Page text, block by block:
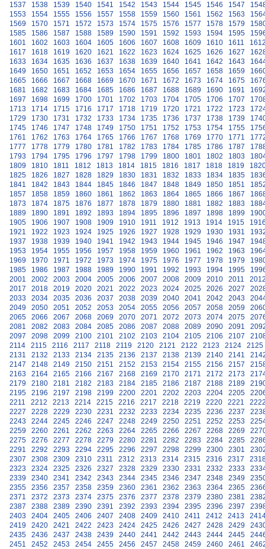
1537
1538 1539 1540 1541 1542 1543 1544 1545 1546 1547
1553
1554 1555 1556 1557 1558 1559 1560 1561 1562 1563
1569
1570 1571 1572 1573 1574 1575 1576 1577 1578 1579
1585
1586 1587 1588 1589 1590 1591 1592 1593 1594 1595
1601
1602 1603 1604 1605 1606 1607 1608 1609 1610 1611
1617
1618 1619 1620 1621 1622 1623 1624 1625 1626 1627
1633
1634 1635 1636 1637 1638 1639 1640 1641 1642 1643
1649
1650 1651 1652 1653 1654 1655 1656 1657 1658 1659
1665
1666 1667 1668 1669 1670 1671 1672 1673 1674 1675
1681
1682 1683 1684 1685 1686 1687 1688 1689 1690 1691
1697
1698 1699 1700 1701 1702 1703 1704 1705 1706 1707
1713
1714 1715 1716 1717 1718 1719 1720 1721 1722 1723
1729
1730 1731 1732 1733 1734 1735 1736 1737 1738 1739
1745
1746 1747 1748 1749 1750 1751 1752 1753 1754 1755
1761
1762 1763 1764 1765 1766 1767 1768 1769 1770 1771
1777
1778 1779 1780 1781 1782 1783 1784 1785 1786 1787
1793
1794 1795 1796 1797 1798 1799 1800 1801 1802 1803
1809
1810 1811 1812 1813 1814 1815 1816 1817 1818 1819
1825
1826 1827 1828 1829 1830 1831 1832 1833 1834 1835
1841
1842 1843 1844 1845 1846 1847 1848 1849 1850 1851
1857
1858 1859 1860 1861 1862 1863 1864 1865 1866 1867
1873
1874 1875 1876 1877 1878 1879 1880 1881 1882 1883
1889
1890 1891 1892 1893 1894 1895 1896 1897 1898 1899
1905
1906 1907 1908 1909 1910 1911 1912 1913 1914 1915
1921
1922 1923 1924 1925 1926 1927 1928 1929 1930 1931
1937
1938 1939 1940 1941 1942 1943 1944 1945 1946 1947
1953
1954 1955 1956 1957 1958 1959 1960 1961 1962 1963
1969
1970 1971 1972 1973 1974 1975 1976 1977 1978 1979
1985
1986 1987 1988 1989 1990 1991 1992 1993 1994 1995
2001
2002 2003 2004 2005 2006 2007 2008 2009 2010 2011
2017
2018 2019 2020 2021 2022 2023 2024 2025 2026 2027
2033
2034 2035 2036 2037 2038 2039 2040 2041 2042 2043
2049
2050 2051 2052 2053 2054 2055 2056 2057 2058 2059
2065
2066 2067 2068 2069 2070 2071 2072 2073 2074 2075
2081
2082 2083 2084 2085 2086 2087 2088 2089 2090 2091
2097
2098 2099 2100 2101 2102 2103 2104 2105 2106 2107
2114
2115 2116 2117 2118 2119 2120 2121 2122 2123 2124
2125
2131
2132 2133 2134 2135 2136 2137 2138 2139 2140 2141
2147
2148 2149 2150 2151 2152 2153 2154 2155 2156 2157
2163
2164 2165 2166 2167 2168 2169 2170 2171 2172 2173
2179
2180 2181 2182 2183 2184 2185 2186 2187 2188 2189
2195
2196 2197 2198 2199 2200 2201 2202 2203 2204 2205
2211
2212 2213 2214 2215 2216 2217 2218 2219 2220 2221
2227
2228 2229 2230 2231 2232 2233 2234 2235 2236 2237
2243
2244 2245 2246 2247 2248 2249 2250 2251 2252 2253
2259
2260 2261 2262 2263 2264 2265 2266 2267 2268 2269
2275
2276 2277 2278 2279 2280 2281 2282 2283 2284 2285
2291
2292 2293 2294 2295 2296 2297 2298 2299 2300 2301
2307
2308 2309 2310 2311 2312 2313 2314 2315 2316 2317
2323
2324 2325 2326 2327 2328 2329 2330 2331 2332 2333
2339
2340 2341 2342 2343 2344 2345 2346 2347 2348 2349
2355
2356 2357 2358 2359 2360 2361 2362 2363 2364 2365
2371
2372 2373 2374 2375 2376 2377 2378 2379 2380 2381
2387
2388 2389 2390 2391 2392 2393 2394 2395 2396 2397
2403
2404 2405 2406 2407 2408 2409 2410 2411 2412 2413
2419
2420 2421 2422 2423 2424 2425 2426 2427 2428 2429
2435
2436 2437 2438 2439 2440 2441 2442 2443 2444 2445
2451
2452 2453 2454 2455 2456 2457 2458 2459 2460 2461